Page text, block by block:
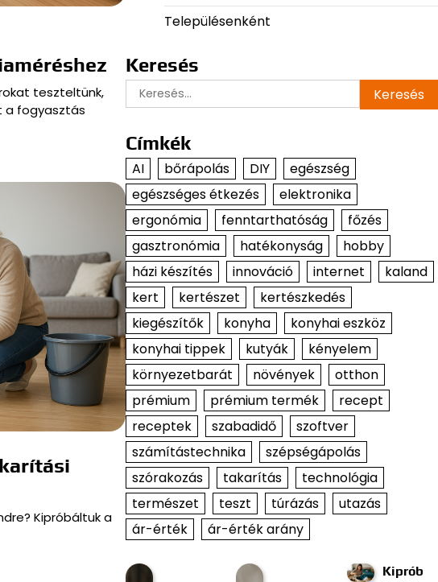
teszteltünk,
a fogyasztás
Kipróbáltuk a
Településenként
Keresés
Keresés:
Címkék
AI bőrápolás DIY
egészség
egészséges étkezés
elektronika
ergonómia
fenntarthatóság
főzés
gasztronómia
hatékonyság
hobby
házi készítés
innováció internet
kaland
kert
kertészet
kertészkedés
kiegészítők
konyha
konyhai eszköz
konyhai tippek
kutyák
kényelem
környezetbarát
növények
otthon
prémium
prémium termék
recept
receptek
szabadidő
szoftver
számítástechnika
szépségápolás
szórakozás
takarítás
technológia
természet
teszt túrázás
utazás
ár-érték
ár-érték arány
Kiprób